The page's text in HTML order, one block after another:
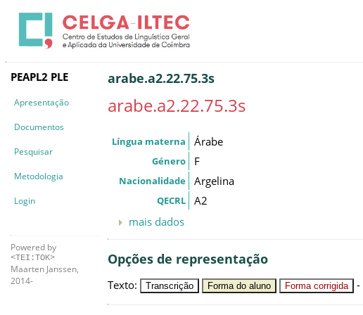
PEAPL2 PLE
Apresentação
Documentos
Pesquisar
Metodologia
Login
Powered by
<TEI:TOK>
Maarten Janssen,
2014-
arabe.a2.22.75.3s
arabe.a2.22.75.3s
Língua materna Árabe
Género F
Nacionalidade Argelina
QECRL
A2
mais dados
Opções de representação
Texto: Transcrição Forma do aluno Forma corrigida -